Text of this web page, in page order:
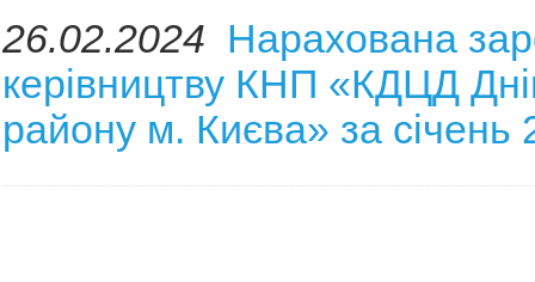
26.02.2024 Нарахована
керівництву КНП «КДЦД
району м. Києва» за січень